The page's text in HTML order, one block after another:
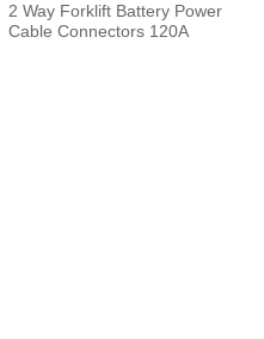
2 Way Forklift Battery Power
Cable Connectors 120A